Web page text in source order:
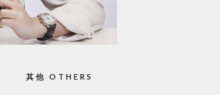
其他 OTHERS